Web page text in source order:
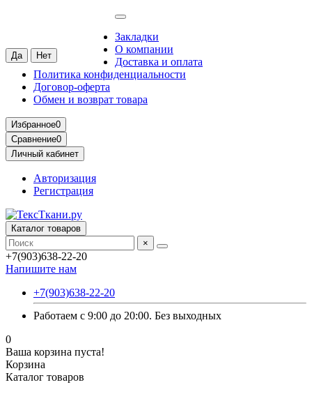
Закладки
О компании
Доставка и оплата
Политика конфиденциальности
Договор-оферта
Обмен и возврат товара
Избранное0
Сравнение0
Личный кабинет
Авторизация
Регистрация
Каталог товаров
×
+7(903)638-22-20
Напишите нам
+7(903)638-22-20
Работаем с 9:00 до 20:00. Без выходных
0
Ваша корзина пуста!
Корзина
Каталог товаров